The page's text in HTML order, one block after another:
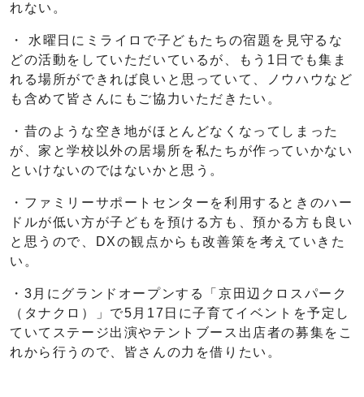
れない。
・ 水曜日にミライロで子どもたちの宿題を見守るな
どの活動をしていただいているが、もう1日でも集ま
れる場所ができれば良いと思っていて、ノウハウなど
も含めて皆さんにもご協力いただきたい。
・昔のような空き地がほとんどなくなってしまった
が、家と学校以外の居場所を私たちが作っていかない
といけないのではないかと思う。
・ファミリーサポートセンターを利用するときのハー
ドルが低い方が子どもを預ける方も、預かる方も良い
と思うので、DXの観点からも改善策を考えていきた
い。
・3月にグランドオープンする「京田辺クロスパーク
（タナクロ）」で5月17日に子育てイベントを予定し
ていてステージ出演やテントブース出店者の募集をこ
れから行うので、皆さんの力を借りたい。